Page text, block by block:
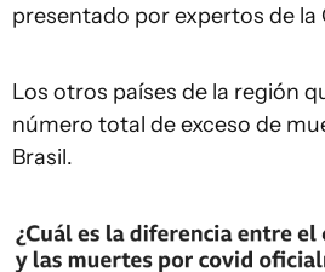
presentado por expertos de la
Los otros países de la región
número total de exceso de
Brasil.